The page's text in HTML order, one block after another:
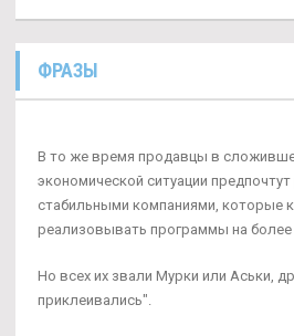
ФРАЗЫ
В то же время продавцы в
экономической ситуации
стабильными компаниями, которые
реализовывать программы на более
Но всех их звали Мурки или Аськи,
приклеивались".